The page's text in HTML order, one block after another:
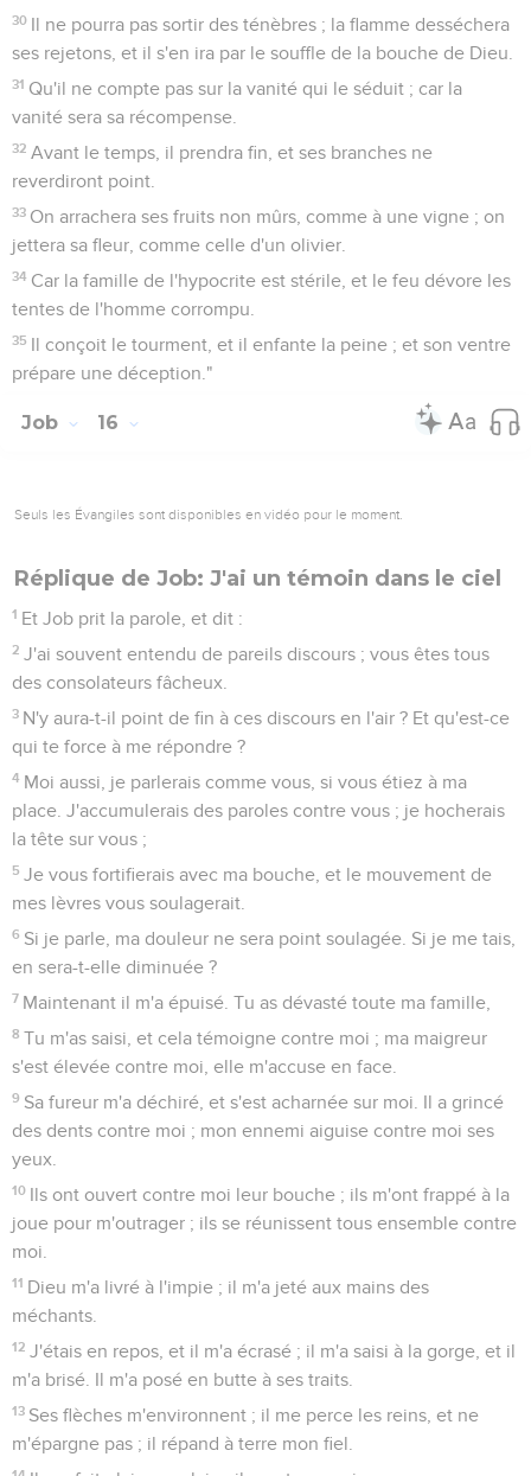
30 Il ne pourra pas sortir des ténèbres ; la flamme desséchera
ses rejetons, et il s'en ira par le souffle de la bouche de Dieu.
31 Qu'il ne compte pas sur la vanité qui le séduit ; car la
vanité sera sa récompense.
32 Avant le temps, il prendra fin, et ses branches ne
reverdiront point.
33 On arrachera ses fruits non mûrs, comme à une vigne ; on
jettera sa fleur, comme celle d'un olivier.
34 Car la famille de l'hypocrite est stérile, et le feu dévore les
tentes de l'homme corrompu.
35 Il conçoit le tourment, et il enfante la peine ; et son ventre
prépare une déception."
Job 16
Seuls les Évangiles sont disponibles en vidéo pour le moment.
Réplique de Job: J'ai un témoin dans le ciel
1 Et Job prit la parole, et dit :
2 J'ai souvent entendu de pareils discours ; vous êtes tous
des consolateurs fâcheux.
3 N'y aura-t-il point de fin à ces discours en l'air ? Et qu'est-ce
qui te force à me répondre ?
4 Moi aussi, je parlerais comme vous, si vous étiez à ma
place. J'accumulerais des paroles contre vous ; je hocherais
la tête sur vous ;
5 Je vous fortifierais avec ma bouche, et le mouvement de
mes lèvres vous soulagerait.
6 Si je parle, ma douleur ne sera point soulagée. Si je me tais,
en sera-t-elle diminuée ?
7 Maintenant il m'a épuisé. Tu as dévasté toute ma famille,
8 Tu m'as saisi, et cela témoigne contre moi ; ma maigreur
s'est élevée contre moi, elle m'accuse en face.
9 Sa fureur m'a déchiré, et s'est acharnée sur moi. Il a grincé
des dents contre moi ; mon ennemi aiguise contre moi ses
yeux.
10 Ils ont ouvert contre moi leur bouche ; ils m'ont frappé à la
joue pour m'outrager ; ils se réunissent tous ensemble contre
moi.
11 Dieu m'a livré à l'impie ; il m'a jeté aux mains des
méchants.
12 J'étais en repos, et il m'a écrasé ; il m'a saisi à la gorge, et il
m'a brisé. Il m'a posé en butte à ses traits.
13 Ses flèches m'environnent ; il me perce les reins, et ne
m'épargne pas ; il répand à terre mon fiel.